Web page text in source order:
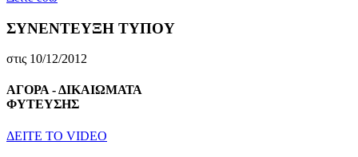
ΣΥΝΕΝΤΕΥΞΗ ΤΥΠΟΥ
στις 10/12/2012
ΑΓΟΡΑ - ΔΙΚΑΙΩΜΑΤΑ
ΦΥΤΕΥΣΗΣ
ΔEITE TO VIDEO